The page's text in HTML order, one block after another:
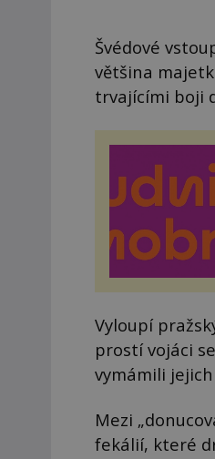
Švédové
většina
trvajícími boji
Vyloupí
prostí vojáci
vymámili
Mezi
fekálií, které